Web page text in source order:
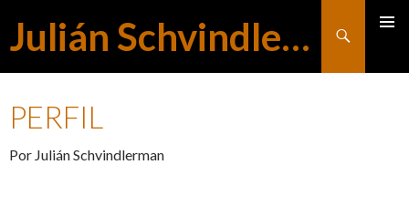
Julián Schvindlerman
Buscar
PERFIL
Por Julián Schvindlerman